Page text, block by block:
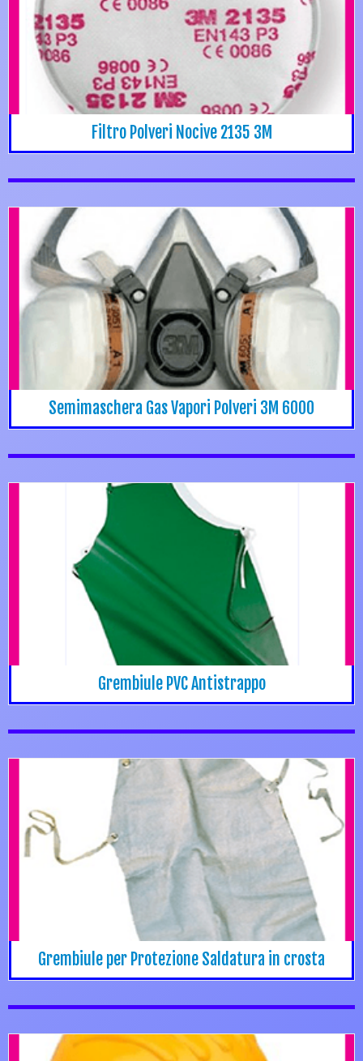
Filtro Polveri Nocive 2135 3M
Semimaschera Gas Vapori Polveri 3M 6000
Grembiule PVC Antistrappo
Grembiule per Protezione Saldatura in crosta